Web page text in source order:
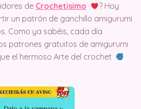
de Crochetisimo
? Hoy
un patrón de ganchillo amigurumi
Como ya sabéis, cada día
patrones gratuitos de amigurumi
el hermoso Arte del crochet